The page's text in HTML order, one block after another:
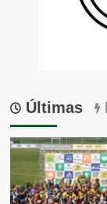
Últimas